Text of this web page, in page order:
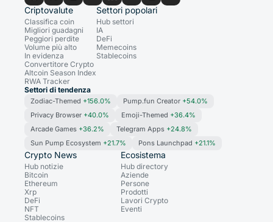
Criptovalute
Classifica coin
Migliori guadagni
Peggiori perdite
Volume più alto
In evidenza
Convertitore Crypto
Altcoin Season Index
RWA Tracker
Settori popolari
Hub settori
IA
DeFi
Memecoins
Stablecoins
Settori di tendenza
Zodiac-Themed +156.0% Pump.fun Creator +54.0%
Privacy Browser +40.0% Emoji-Themed +36.4%
Arcade Games +36.2% Telegram Apps +24.8%
Sun Pump Ecosystem +21.7% Pons Launchpad +21.1%
Crypto News
Hub notizie
Bitcoin
Ethereum
Xrp
DeFi
NFT
Stablecoins
Ecosistema
Hub directory
Aziende
Persone
Prodotti
Lavori Crypto
Eventi